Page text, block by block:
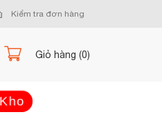
Kiểm tra đơn hàng
Giỏ hàng (0)